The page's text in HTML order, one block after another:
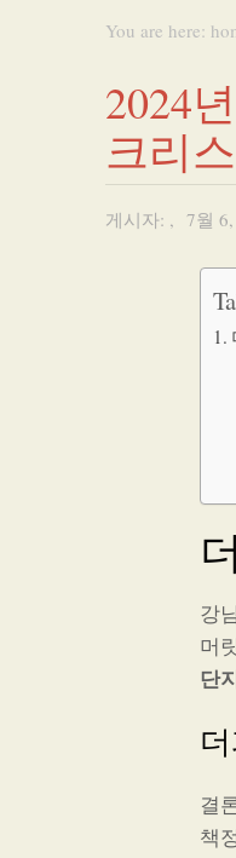
You are here:
2024
크리
게시자: , 7월
강
머
단
결
책